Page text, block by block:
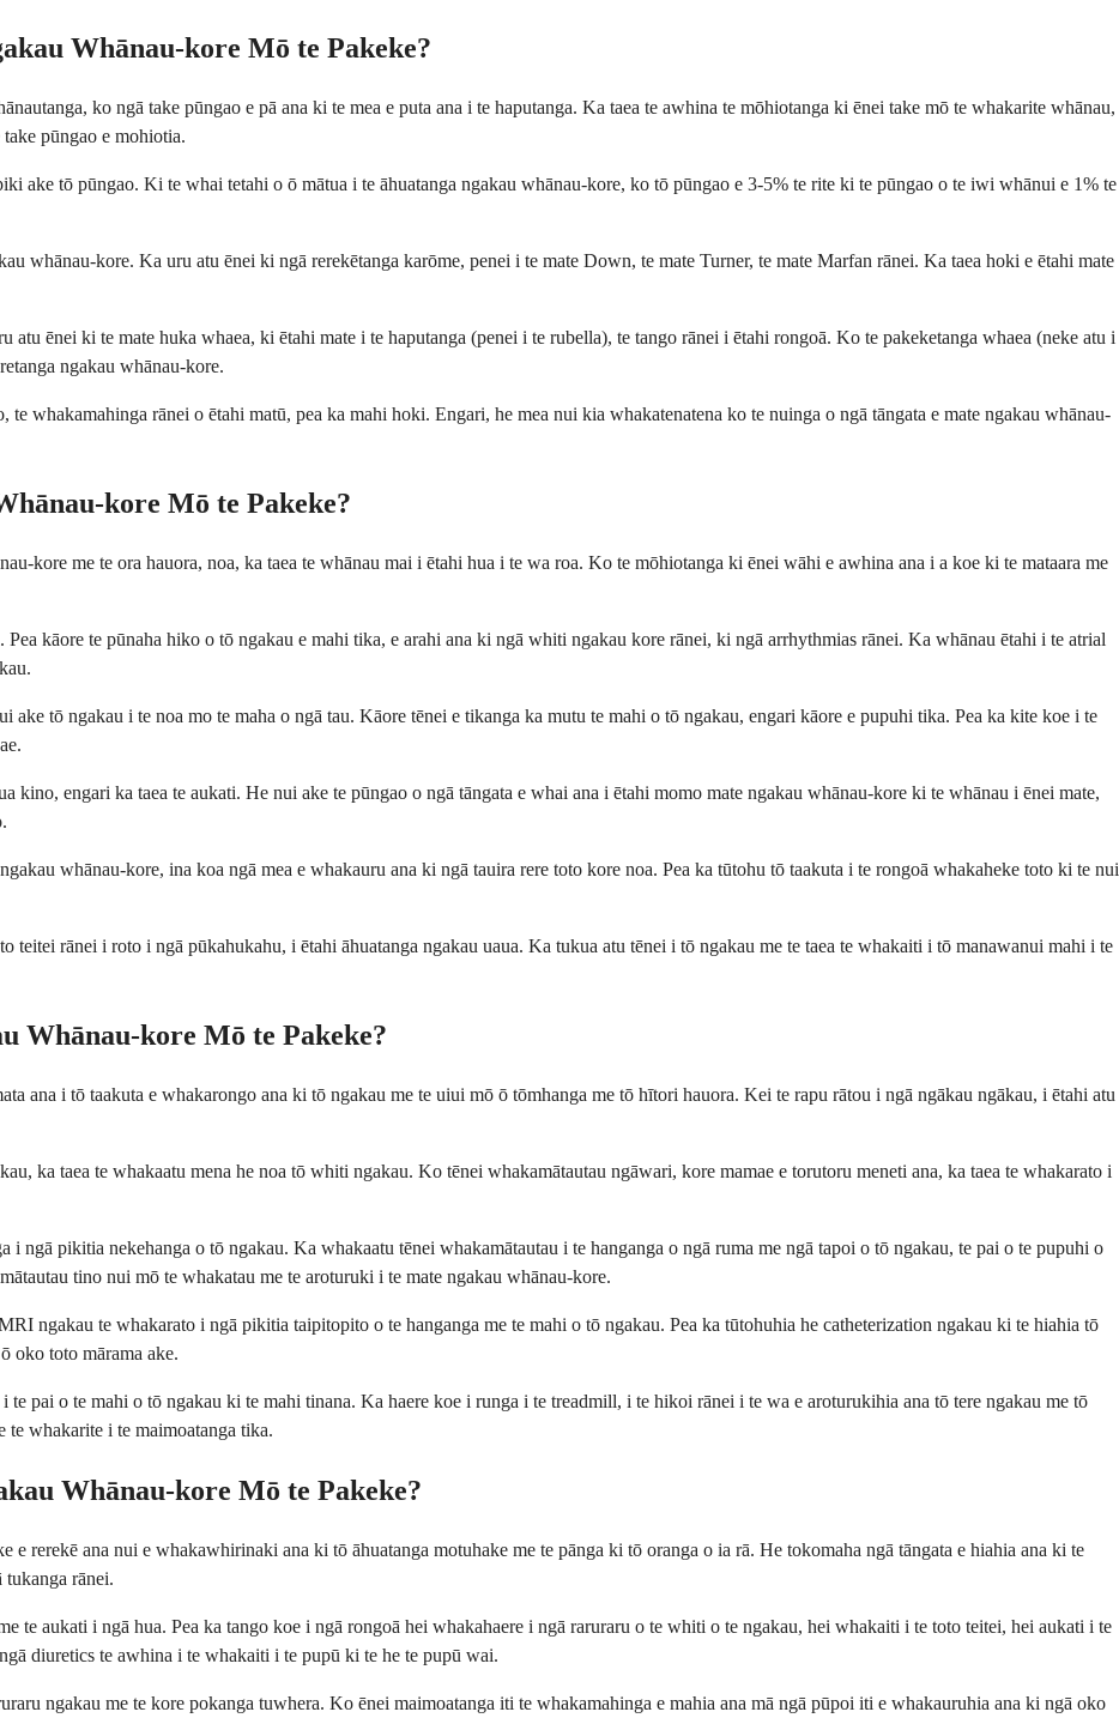
Whānau-kore Mō te Pakeke?
ko ngā take pūngao e pā ana ki te mea e puta ana i te haputanga. Ka taea te awhina te mōhiotanga ki ēnei take mō te whakarite whānau,
pūngao e mohiotia.
ake tō pūngao. Ki te whai tetahi o ō mātua i te āhuatanga ngakau whānau-kore, ko tō pūngao e 3-5% te rite ki te pūngao o te iwi whānui e 1% te
whānau-kore. Ka uru atu ēnei ki ngā rerekētanga karōme, penei i te mate Down, te mate Turner, te mate Marfan rānei. Ka taea hoki e ētahi mate
atu ēnei ki te mate huka whaea, ki ētahi mate i te haputanga (penei i te rubella), te tango rānei i ētahi rongoā. Ko te pakeketanga whaea (neke atu i
ngakau whānau-kore.
whakamahinga rānei o ētahi matū, pea ka mahi hoki. Engari, he mea nui kia whakatenatena ko te nuinga o ngā tāngata e mate ngakau whānau-
kore Mō te Pakeke?
kore me te ora hauora, noa, ka taea te whānau mai i ētahi hua i te wa roa. Ko te mōhiotanga ki ēnei wāhi e awhina ana i a koe ki te mataara me
kāore te pūnaha hiko o tō ngakau e mahi tika, e arahi ana ki ngā whiti ngakau kore rānei, ki ngā arrhythmias rānei. Ka whānau ētahi i te atrial
ake tō ngakau i te noa mo te maha o ngā tau. Kāore tēnei e tikanga ka mutu te mahi o tō ngakau, engari kāore e pupuhi tika. Pea ka kite koe i te
kino, engari ka taea te aukati. He nui ake te pūngao o ngā tāngata e whai ana i ētahi momo mate ngakau whānau-kore ki te whānau i ēnei mate,
whānau-kore, ina koa ngā mea e whakauru ana ki ngā tauira rere toto kore noa. Pea ka tūtohu tō taakuta i te rongoā whakaheke toto ki te nui
teitei rānei i roto i ngā pūkahukahu, i ētahi āhuatanga ngakau uaua. Ka tukua atu tēnei i tō ngakau me te taea te whakaiti i tō manawanui mahi i te
Whānau-kore Mō te Pakeke?
ana i tō taakuta e whakarongo ana ki tō ngakau me te uiui mō ō tōmhanga me tō hītori hauora. Kei te rapu rātou i ngā ngākau ngākau, i ētahi atu
ka taea te whakaatu mena he noa tō whiti ngakau. Ko tēnei whakamātautau ngāwari, kore mamae e torutoru meneti ana, ka taea te whakarato i
ngā pikitia nekehanga o tō ngakau. Ka whakaatu tēnei whakamātautau i te hanganga o ngā ruma me ngā tapoi o tō ngakau, te pai o te pupuhi o
tino nui mō te whakatau me te aroturuki i te mate ngakau whānau-kore.
ngakau te whakarato i ngā pikitia taipitopito o te hanganga me te mahi o tō ngakau. Pea ka tūtohuhia he catheterization ngakau ki te hiahia tō
oko toto mārama ake.
pai o te mahi o tō ngakau ki te mahi tinana. Ka haere koe i runga i te treadmill, i te hikoi rānei i te wa e aroturukihia ana tō tere ngakau me tō
whakarite i te maimoatanga tika.
Whānau-kore Mō te Pakeke?
e rerekē ana nui e whakawhirinaki ana ki tō āhuatanga motuhake me te pānga ki tō oranga o ia rā. He tokomaha ngā tāngata e hiahia ana ki te
rānei.
te aukati i ngā hua. Pea ka tango koe i ngā rongoā hei whakahaere i ngā raruraru o te whiti o te ngakau, hei whakaiti i te toto teitei, hei aukati i te
diuretics te awhina i te whakaiti i te pupū ki te he te pupū wai.
ngakau me te kore pokanga tuwhera. Ko ēnei maimoatanga iti te whakamahinga e mahia ana mā ngā pūpoi iti e whakauruhia ana ki ngā oko